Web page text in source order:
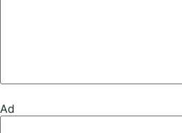
Ad